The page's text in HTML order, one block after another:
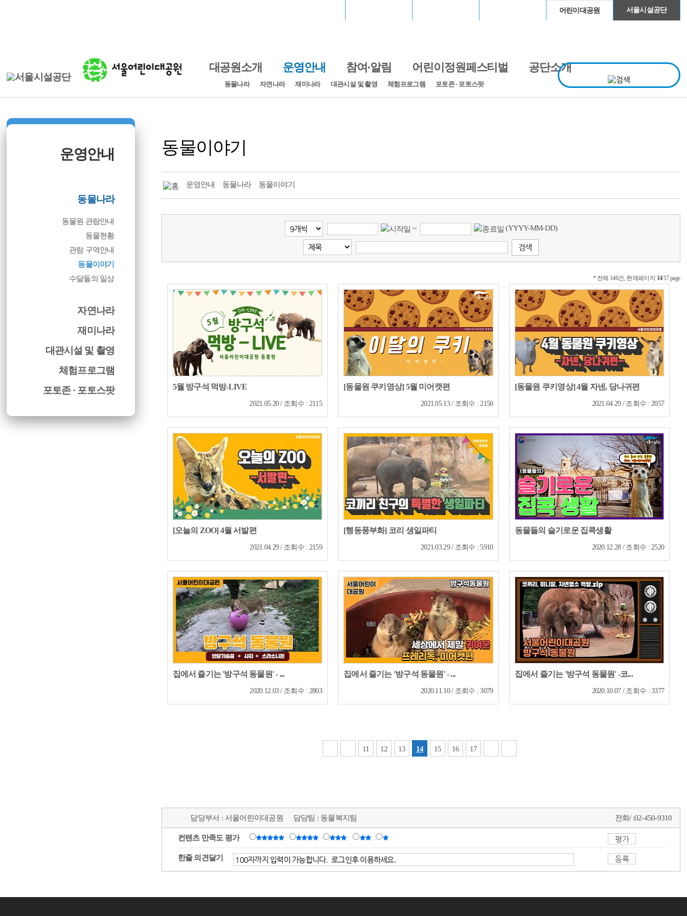
어린이대공원 서울시설공단
대공원소개 운영안내
동물나라 자연나라 재미나라 대관시설 및 촬영 체험프로그램 포토존 · 포토스팟
참여·알림 어린이정원페스티벌 공단소개
운영안내
동물나라
동물원 관람안내
동물현황
관람 구역안내
동물이야기
수달들의 일상
자연나라
재미나라
대관시설 및 촬영
체험프로그램
포토존 · 포토스팟
동물이야기
운영안내 동물나라 동물이야기
~ (YYYY-MM-DD)
* 전체 146건, 현재페이지 14/17 page
5월 방구석 먹방-LIVE
2021.05.20 / 조회수 : 2115
[동물원 쿠키영상] 5월 미어캣편
2021.05.13 / 조회수 : 2150
[동물원 쿠키영상] 4월 자넨, 당나귀편
2021.04.29 / 조회수 : 2057
[오늘의 ZOO] 4월 서발편
2021.04.29 / 조회수 : 2159
[행동풍부화] 코리 생일파티
2021.03.29 / 조회수 : 5910
동물들의 슬기로운 집콕생활
2020.12.28 / 조회수 : 2520
집에서 즐기는 '방구석 동물원' - ...
2020.12.03 / 조회수 : 2803
집에서 즐기는 '방구석 동물원' - ...
2020.11.10 / 조회수 : 3079
집에서 즐기는 '방구석 동물원' -코...
2020.10.07 / 조회수 : 3377
11 12 13 14 15 16 17
담당부서 : 서울어린이대공원 담당팀 : 동물복지팀 전화/ :02-450-9310
컨텐츠 만족도 평가
한줄 의견달기